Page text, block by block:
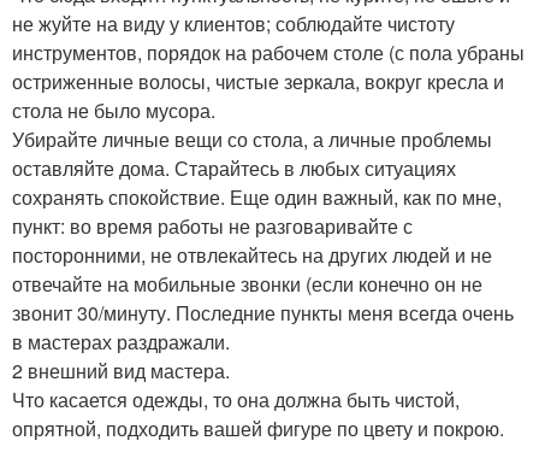
не жуйте на виду у клиентов; соблюдайте чистоту
инструментов, порядок на рабочем столе (с пола убраны
остриженные волосы, чистые зеркала, вокруг кресла и
стола не было мусора.
Убирайте личные вещи со стола, а личные проблемы
оставляйте дома. Старайтесь в любых ситуациях
сохранять спокойствие. Еще один важный, как по мне,
пункт: во время работы не разговаривайте с
посторонними, не отвлекайтесь на других людей и не
отвечайте на мобильные звонки (если конечно он не
звонит 30/минуту. Последние пункты меня всегда очень
в мастерах раздражали.
2 внешний вид мастера.
Что касается одежды, то она должна быть чистой,
опрятной, подходить вашей фигуре по цвету и покрою.